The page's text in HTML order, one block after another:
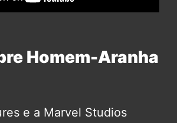
Homem-Aranha
e a Marvel Studios